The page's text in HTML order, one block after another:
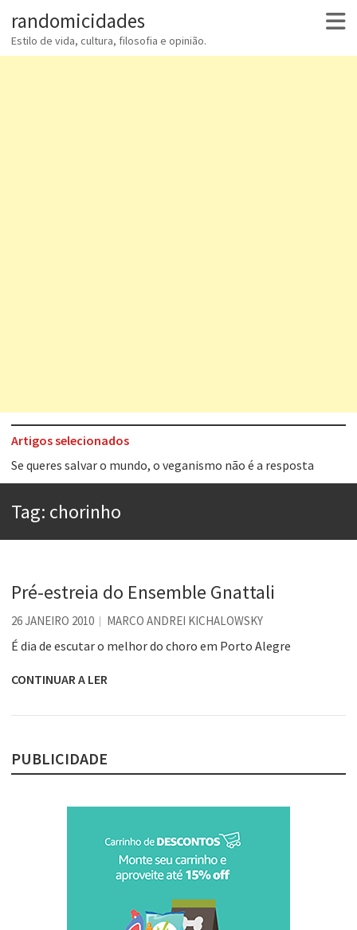
randomicidades
Estilo de vida, cultura, filosofia e opinião.
Artigos selecionados
Tem que filmar isso daí
Aprender a fracassar é o segredo do sucesso
Esse tal de Rock Gaúcho
Os causos de Jorge Luis Borges
Voto obrigatório é correto?
Tag: chorinho
Pré-estreia do Ensemble Gnattali
26 JANEIRO 2010 MARCO ANDREI KICHALOWSKY
É dia de escutar o melhor do choro em Porto Alegre
CONTINUAR A LER
PUBLICIDADE